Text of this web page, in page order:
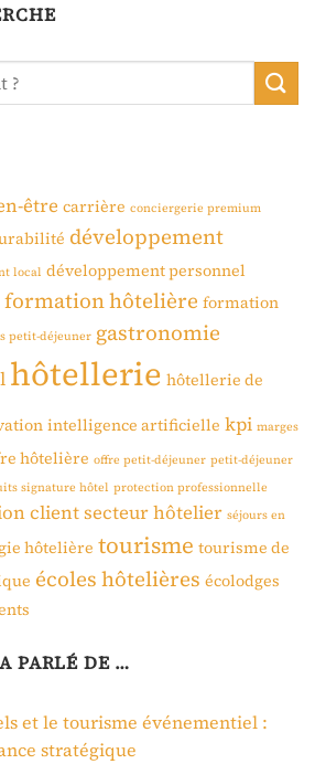
être carrière conciergerie premium
développement
local développement personnel
formation hôtelière formation
petit-déjeuner gastronomie
hôtellerie hôtellerie de
intelligence artificielle kpi marges
hôtelière offre petit-déjeuner petit-déjeuner
signature hôtel protection professionnelle
clientsecteur hôtelier séjours en
hôtelière tourisme tourisme de
écoles hôtelières écolodges
PARLÉ DE …
et le tourisme événementiel :
stratégique